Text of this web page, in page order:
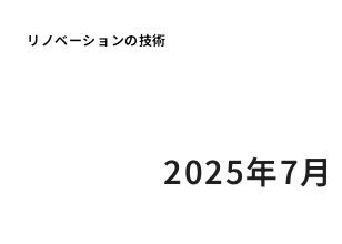
リノベーションの技術
2025年7月